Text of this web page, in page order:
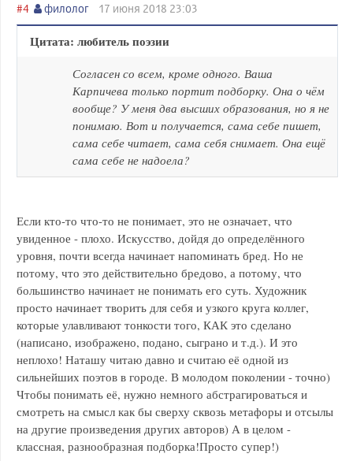
#4 филолог 17 июня 2018 23:03
Цитата: любитель поэзии
Согласен со всем, кроме одного. Ваша
Карпичева только портит подборку. Она о чём
вообще? У меня два высших образования, но я не
понимаю. Вот и получается, сама себе пишет,
сама себе читает, сама себя снимает. Она ещё
сама себе не надоела?
Если кто-то что-то не понимает, это не означает, что
увиденное - плохо. Искусство, дойдя до определённого
уровня, почти всегда начинает напоминать бред. Но не
потому, что это действительно бредово, а потому, что
большинство начинает не понимать его суть. Художник
просто начинает творить для себя и узкого круга коллег,
которые улавливают тонкости того, КАК это сделано
(написано, изображено, подано, сыграно и т.д.). И это
неплохо! Наташу читаю давно и считаю её одной из
сильнейших поэтов в городе. В молодом поколении - точно)
Чтобы понимать её, нужно немного абстрагироваться и
смотреть на смысл как бы сверху сквозь метафоры и отсылы
на другие произведения других авторов) А в целом -
классная, разнообразная подборка!Просто супер!)